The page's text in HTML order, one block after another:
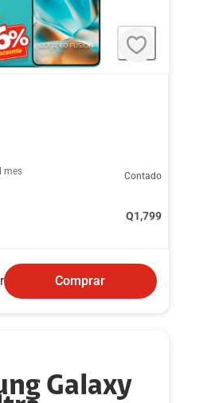
mes Contado
Q1,799
Comprar
Galaxy